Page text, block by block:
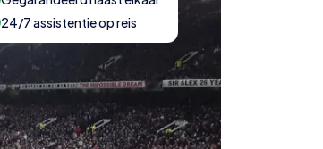
24/7 assistentie op reis